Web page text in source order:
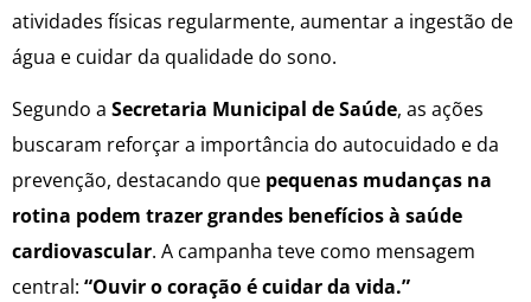
atividades físicas regularmente, aumentar a ingestão de
água e cuidar da qualidade do sono.
Segundo a Secretaria Municipal de Saúde, as ações
buscaram reforçar a importância do autocuidado e da
prevenção, destacando que pequenas mudanças na
rotina podem trazer grandes benefícios à saúde
cardiovascular. A campanha teve como mensagem
central: “Ouvir o coração é cuidar da vida.”